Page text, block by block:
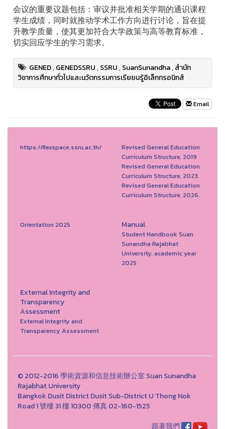
会议的重要议题包括：审议并批准相关学期的通识课程
学生成绩，同时就推动学术工作方向进行讨论，旨在提
升教学质量，使其更加符合大学政策与高等教育标准，
切实回应学生的学习需求。
GENED,GENEDSSRU,SSRU,SuanSunandha,สำนัก
วิชาการศึกษาทั่วไปและนวัตกรรมการเรียยนรู้อิเล็กทรอนิกส์
Email
https://flexspace.ssru.ac.th/
Revised General Education
Curriculum Structure, 2019
Revised General Education
Curriculum Structure, 2023.
Revised General Education
Curriculum Structure, 2026.
Orientation 2025 Manual
Student Handbook Suan
Sunandha Rajabhat
University, academic year
2025
External Integrity and
Transparency
Assessment
External Integrity and
Transparency Assessment
© 2012-2016 學術資源和信息技術辦公室 Suan Sunandha
Rajabhat University
Bangkok Dusit District Dusit Sub-District U Thong Nok
Road 1 號樓 31 樓 10300 傳真 02-160-1525
跟著我們